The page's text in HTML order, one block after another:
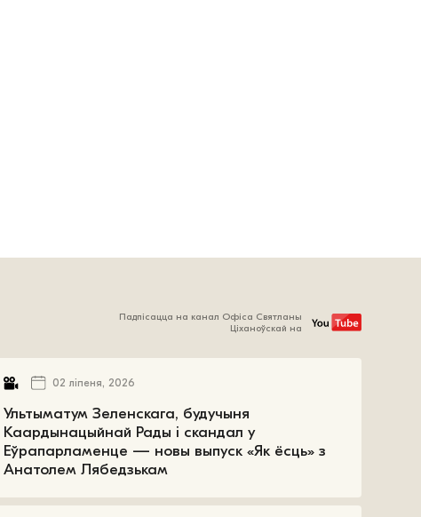
Падпісацца на канал Офіса Святланы
Ціханоўскай на
02 ліпеня, 2026
Ультыматум Зеленскага, будучыня
Каардынацыйнай Рады і скандал у
Еўрапарламенце — новы выпуск «Як ёсць» з
Анатолем Лябедзькам